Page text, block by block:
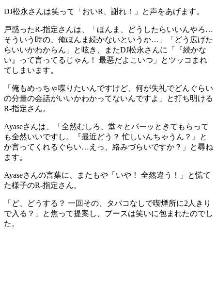
DJ松永さんは笑って「おいR、謝れ！」と声をあげます。
戸惑ったR-指定さんは、「ほんま、どうしたらいいんやろ…
そういう時の、俺ほんま続かないというか…」「どう広げた
らいいかわからん」と呟き、またDJ松永さんに「『続かな
い』って言ってるじゃん！ 最悪だよこいつ」とツッコまれ
てしまいます。
「俺もめっちゃ喋りたいんですけど、何が失礼でどんぐらい
の分量の会話がいいかわかってないんですよ」と打ち明ける
R-指定さん。
Ayaseさんは、「全然むしろ、堂々とバーッときてもらって
も全然いいですし。『最近どう？ 忙しいんちゃうん？』と
か言ってくれるぐらい…えっ、絡みづらいですか？」と尋ね
ます。
Ayaseさんの言葉に、またもや「いや！ 全然違う！」と慌て
た様子のR-指定さん。
「ど、どうする？ 一回その、タバコなしで喫煙所に2人きり
で入る？」と焦って提案し、ブースは笑いに包まれたのでし
た。